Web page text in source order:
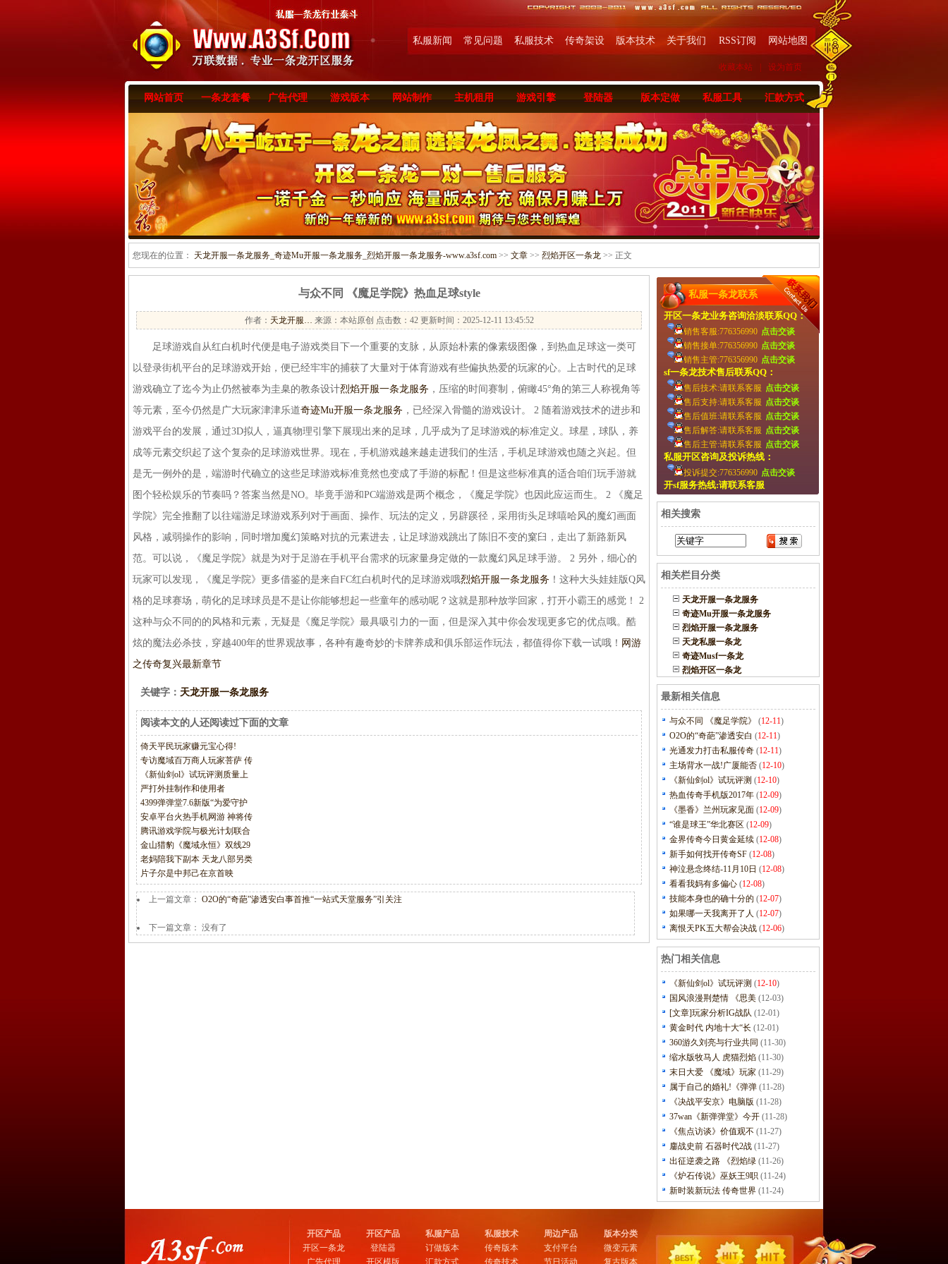
私服新闻 常见问题 私服技术 传奇架设 版本技术 关于我们 RSS订阅 网站地图
收藏本站 设为首页
网站首页 一条龙套餐 广告代理 游戏版本 网站制作 主机租用 游戏引擎 登陆器 版本定做 私服工具 汇款方式
您现在的位置： 天龙开服一条龙服务_奇迹Mu开服一条龙服务_烈焰开服一条龙服务-www.a3sf.com >> 文章 >> 烈焰开区一条龙 >> 正文
与众不同 《魔足学院》热血足球style
作者： 天龙开服… 来源：本站原创 点击数： 42 更新时间：2025-12-11 13:45:52
足球游戏自从红白机时代便是电子游戏类目下一个重要的支脉，从原始朴素的像素级图像，到热血足球这一类可
以登录街机平台的足球游戏开始，便已经牢牢的捕获了大量对于体育游戏有些偏执热爱的玩家的心。上古时代的足球
游戏确立了迄今为止仍然被奉为圭臬的教条设计烈焰开服一条龙服务 ，压缩的时间赛制，俯瞰45°角的第三人称视角等
等元素，至今仍然是广大玩家津津乐道奇迹Mu开服一条龙服务 ，已经深入骨髓的游戏设计。 2 随着游戏技术的进步和
游戏平台的发展，通过3D拟人，逼真物理引擎下展现出来的足球，几乎成为了足球游戏的标准定义。球星，球队，养
成等元素交织起了这个复杂的足球游戏世界。现在，手机游戏越来越走进我们的生活，手机足球游戏也随之兴起。但
是无一例外的是，端游时代确立的这些足球游戏标准竟然也变成了手游的标配！但是这些标准真的适合咱们玩手游就
图个轻松娱乐的节奏吗？答案当然是NO。毕竟手游和PC端游戏是两个概念，《魔足学院》也因此应运而生。 2 《魔足
学院》完全推翻了以往端游足球游戏系列对于画面、操作、玩法的定义，另辟蹊径，采用街头足球嘻哈风的魔幻画面
风格，减弱操作的影响，同时增加魔幻策略对抗的元素进去，让足球游戏跳出了陈旧不变的窠臼，走出了新路新风
范。可以说，《魔足学院》就是为对于足游在手机平台需求的玩家量身定做的一款魔幻风足球手游。 2 另外，细心的
玩家可以发现，《魔足学院》更多借鉴的是来自FC红白机时代的足球游戏哦烈焰开服一条龙服务 ！这种大头娃娃版Q风
格的足球赛场，萌化的足球球员是不是让你能够想起一些童年的感动呢？这就是那种放学回家，打开小霸王的感觉！ 2
这种与众不同的的风格和元素，无疑是《魔足学院》最具吸引力的一面，但是深入其中你会发现更多它的优点哦。酷
炫的魔法必杀技，穿越400年的世界观故事，各种有趣奇妙的卡牌养成和俱乐部运作玩法，都值得你下载一试哦！ 网游
之传奇复兴最新章节
关键字： 天龙开服一条龙服务
阅读本文的人还阅读过下面的文章
倚天平民玩家赚元宝心得!
专访魔域百万商人玩家菩萨 传
《新仙剑ol》试玩评测质量上
严打外挂制作和使用者
4399弹弹堂7.6新版“为爱守护
安卓平台火热手机网游 神将传
腾讯游戏学院与极光计划联合
金山猎豹《魔域永恒》双线29
老妈陪我下副本 天龙八部另类
片子尔是中邦己在京首映
上一篇文章： O2O的“奇葩”渗透安白事首推“一站式天堂服务”引关注
下一篇文章： 没有了
私服一条龙联系
开区一条龙业务咨询洽淡联系QQ：
销售客服:776356990 点击交谈
销售接单:776356990 点击交谈
销售主管:776356990 点击交谈
sf一条龙技术售后联系QQ：
售后技术:请联系客服 点击交谈
售后支持:请联系客服 点击交谈
售后值班:请联系客服 点击交谈
售后解答:请联系客服 点击交谈
售后主管:请联系客服 点击交谈
私服开区咨询及投诉热线：
投诉提交:776356990 点击交谈
开sf服务热线:请联系客服
相关搜索
相关栏目分类
天龙开服一条龙服务
奇迹Mu开服一条龙服务
烈焰开服一条龙服务
天龙私服一条龙
奇迹Musf一条龙
烈焰开区一条龙
最新相关信息
与众不同 《魔足学院》 (12-11)
O2O的“奇葩”渗透安白 (12-11)
光通发力打击私服传奇 (12-11)
主场背水一战!广厦能否 (12-10)
《新仙剑ol》试玩评测 (12-10)
热血传奇手机版2017年 (12-09)
《墨香》兰州玩家见面 (12-09)
“谁是球王”华北赛区 (12-09)
金界传奇今日黄金延续 (12-08)
新手如何找开传奇SF (12-08)
神泣悬念终结-11月10日 (12-08)
看看我妈有多偏心 (12-08)
技能本身也的确十分的 (12-07)
如果哪一天我离开了人 (12-07)
离恨天PK五大帮会决战 (12-06)
热门相关信息
《新仙剑ol》试玩评测 (12-10)
国风浪漫荆楚情 《思美 (12-03)
[文章]玩家分析IG战队 (12-01)
黄金时代 内地十大“长 (12-01)
360游久刘亮与行业共同 (11-30)
缩水版牧马人 虎猫烈焰 (11-30)
末日大爱 《魔域》玩家 (11-29)
属于自己的婚礼!《弹弹 (11-28)
《决战平安京》电脑版 (11-28)
37wan《新弹弹堂》今开 (11-28)
《焦点访谈》价值观不 (11-27)
鏖战史前 石器时代2战 (11-27)
出征逆袭之路 《烈焰绿 (11-26)
《炉石传说》巫妖王9职 (11-24)
新时装新玩法 传奇世界 (11-24)
开区产品
开区一条龙
广告代理
开区产品
登陆器
开区模版
私服产品
订做版本
汇款方式
私服技术
传奇版本
传奇技术
周边产品
支付平台
节日活动
版本分类
微变元素
复古版本